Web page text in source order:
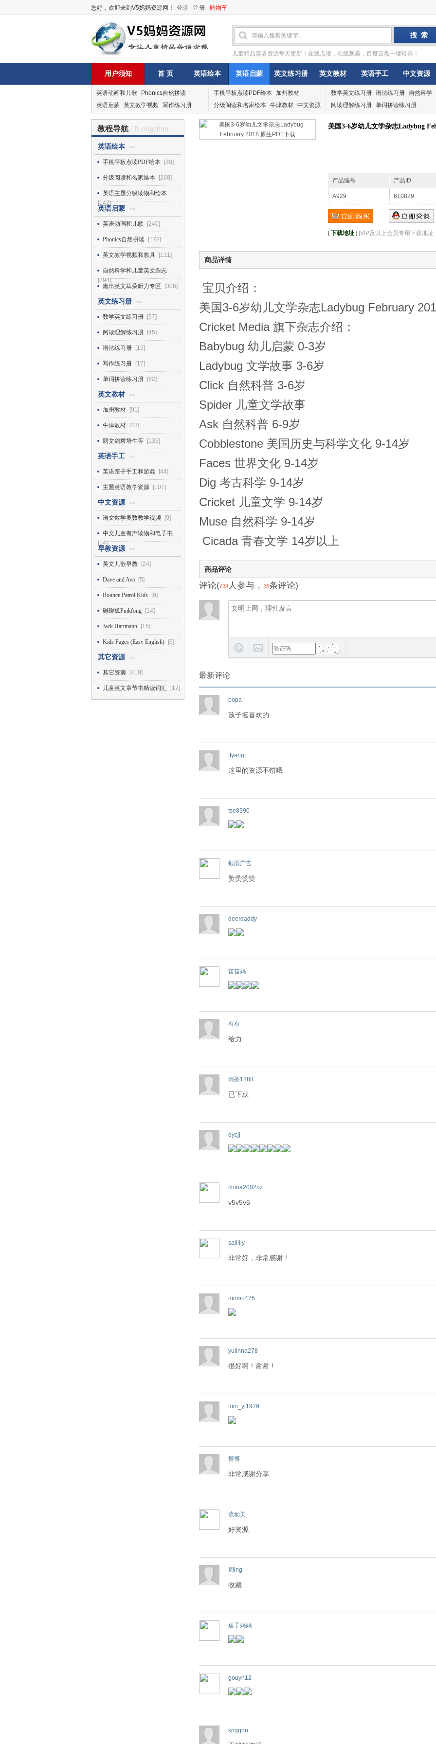
您好，欢迎来到V5妈妈资源网！ 登录 注册 购物车
儿童精品英语资源每天更新！在线点读，在线观看，百度云盘一键转存！
用户须知 首 页 英语绘本 英语启蒙 英文练习册 英文教材 英语手工 中文资源
英语动画和儿歌
Phonics自然拼读
英语启蒙 英文教学视频 写作练习册
手机平板点读PDF绘本 加州教材
分级阅读和名家绘本 牛津教材 中文资源
数学英文练习册 语法练习册
自然科学
阅读理解练习册 单词拼读练习册
教程导航 / Navigation
英语绘本 >>
手机平板点读PDF绘本 [30]
分级阅读和名家绘本 [268]
英语主题分级读物和绘本
[142]
英语启蒙 >>
英语动画和儿歌 [240]
Phonics自然拼读 [178]
英文教学视频和教具 [111]
自然科学和儿童英文杂志
[294]
磨出英文耳朵听力专区
[306]
英文练习册 >>
数学英文练习册 [57]
阅读理解练习册 [45]
语法练习册 [15]
写作练习册 [17]
单词拼读练习册 [62]
英文教材 >>
加州教材 [91]
牛津教材 [43]
朗文剑桥培生等 [135]
英语手工 >>
英语亲子手工和游戏 [44]
主题英语教学资源 [107]
中文资源 >>
语文数学奥数教学视频 [9]
中文儿童有声读物和电子书
[14]
早教资源 >>
英文儿歌早教 [24]
Dave and Ava [5]
Bounce Patrol Kids [9]
碰碰狐Pinkfong [14]
Jack Hartmann [15]
Kids Pages (Easy English) [6]
其它资源 >>
其它资源 [418]
儿童英文章节书精读词汇 [12]
美国3-6岁幼儿文学杂志Ladybug
产品编号 产品ID
A929 610829
[下载地址 ] [VIP及以上会员专用下载地
商品详情
宝贝介绍：
美国3-6岁幼儿文学杂志Ladybug February
Cricket Media 旗下杂志介绍：
Babybug 幼儿启蒙 0-3岁
Ladybug 文学故事 3-6岁
Click 自然科普 3-6岁
Spider 儿童文学故事
Ask 自然科普 6-9岁
Cobblestone 美国历史与科学文化 9-14岁
Faces 世界文化 9-14岁
Dig 考古科学 9-14岁
Cricket 儿童文学 9-14岁
Muse 自然科学 9-14岁
Cicada 青春文学 14岁以上
商品评论
评论(123人参与，25条评论)
最新评论
popa
孩子挺喜欢的
ttyangf
这里的资源不错哦
tse8390
银雨广告
赞赞赞赞
deerdaddy
笛笛妈
有有
给力
清茶1888
已下载
dycjj
china2002qz
v5v5v5
saillily
非常好，非常感谢！
momo425
yulinna278
很好啊！谢谢！
min_yi1979
博博
非常感谢分享
流动美
好资源
周ing
收藏
莲子妈妈
gouyn12
kpggon